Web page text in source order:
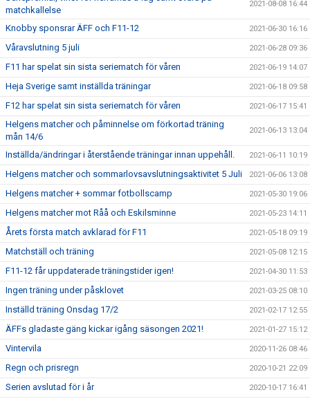
matchkallelse
2021-08-08 16:44
Knobby sponsrar ÄFF och F11-12 2021-06-30 16:16
Våravslutning 5 juli 2021-06-28 09:36
F11 har spelat sin sista seriematch för våren 2021-06-19 14:07
Heja Sverige samt inställda träningar 2021-06-18 09:58
F12 har spelat sin sista seriematch för våren 2021-06-17 15:41
Helgens matcher och påminnelse om förkortad träning
mån 14/6
2021-06-13 13:04
Inställda/ändringar i återstående träningar innan uppehåll. 2021-06-11 10:19
Helgens matcher och sommarlovsavslutningsaktivitet 5 Juli 2021-06-06 13:08
Helgens matcher + sommar fotbollscamp 2021-05-30 19:06
Helgens matcher mot Råå och Eskilsminne 2021-05-23 14:11
Årets första match avklarad för F11 2021-05-18 09:19
Matchställ och träning 2021-05-08 12:15
F11-12 får uppdaterade träningstider igen! 2021-04-30 11:53
Ingen träning under påsklovet 2021-03-25 08:10
Inställd träning Onsdag 17/2 2021-02-17 12:55
ÄFFs gladaste gäng kickar igång säsongen 2021! 2021-01-27 15:12
Vintervila 2020-11-26 08:46
Regn och prisregn 2020-10-21 22:09
Serien avslutad för i år 2020-10-17 16:41